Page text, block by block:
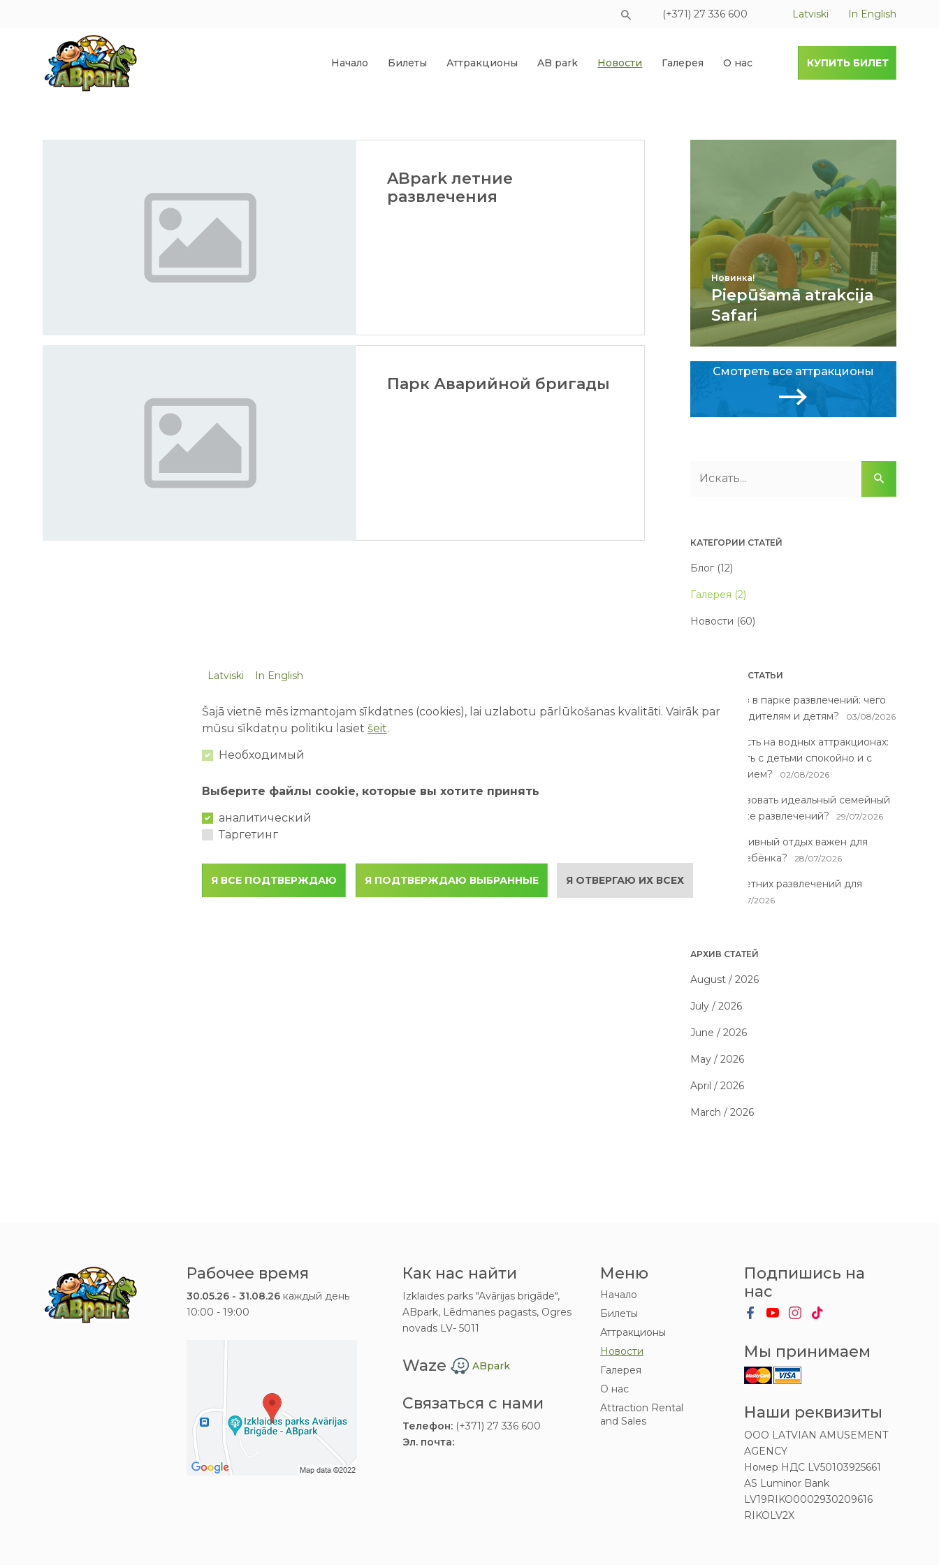
(+371) 27 336 600 Latviski In English
Начало Билеты Аттракционы AB park Новости Галерея О нас КУПИТЬ БИЛЕТ
ABpark летние
развлечения
Парк Аварийной бригады
Новинка!
Piepūšamā atrakcija
Safari
Смотреть все аттракционы
КАТЕГОРИИ СТАТЕЙ
Блог (12)
Галерея (2)
Новости (60)
НОВЕЙШИЕ СТАТЬИ
Первый раз в парке развлечений: чего
ожидать родителям и детям?
03/08/2026
Безопасность на водных аттракционах:
как отдыхать с детьми спокойно и с
удовольствием?
02/08/2026
Как организовать идеальный семейный
день в парке развлечений?
29/07/2026
Почему активный отдых важен для
развития ребёнка?
28/07/2026
7 лучших летних развлечений для
детей
26/07/2026
АРХИВ СТАТЕЙ
August / 2026
July / 2026
June / 2026
May / 2026
April / 2026
March / 2026
Рабочее время
30.05.26 - 31.08.26 каждый день
10:00 - 19:00
Как нас найти
Izklaides parks "Avārijas brigāde",
ABpark, Lēdmanes pagasts, Ogres
novads LV- 5011
Waze ABpark
Связаться с нами
Телефон:(+371) 27 336 600
Эл. почта:
Меню
Начало
Билеты
Аттракционы
Новости
Галерея
О нас
Attraction Rental
and Sales
Подпишись на
нас
Мы принимаем
Наши реквизиты
OOO LATVIAN AMUSEMENT
AGENCY
Номер НДС LV50103925661
AS Luminor Bank
LV19RIKO0002930209616
RIKOLV2X
Latviski In English
Šajā vietnē mēs izmantojam sīkdatnes (cookies), lai uzlabotu pārlūkošanas kvalitāti. Vairāk par
mūsu sīkdatņu politiku lasiet šeit.
Необходимый
Выберите файлы cookie, которые вы хотите принять
аналитический
Таргетинг
Я ВСЕ ПОДТВЕРЖДАЮ Я ПОДТВЕРЖДАЮ ВЫБРАННЫЕ Я ОТВЕРГАЮ ИХ ВСЕХ